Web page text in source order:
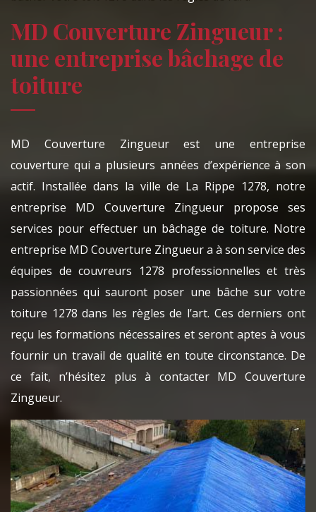
MD Couverture Zingueur :
une entreprise bâchage de
toiture
MD Couverture Zingueur est une entreprise
couverture qui a plusieurs années d’expérience à son
actif. Installée dans la ville de La Rippe 1278, notre
entreprise MD Couverture Zingueur propose ses
services pour effectuer un bâchage de toiture. Notre
entreprise MD Couverture Zingueur a à son service des
équipes de couvreurs 1278 professionnelles et très
passionnées qui sauront poser une bâche sur votre
toiture 1278 dans les règles de l’art. Ces derniers ont
reçu les formations nécessaires et seront aptes à vous
fournir un travail de qualité en toute circonstance. De
ce fait, n’hésitez plus à contacter MD Couverture
Zingueur.